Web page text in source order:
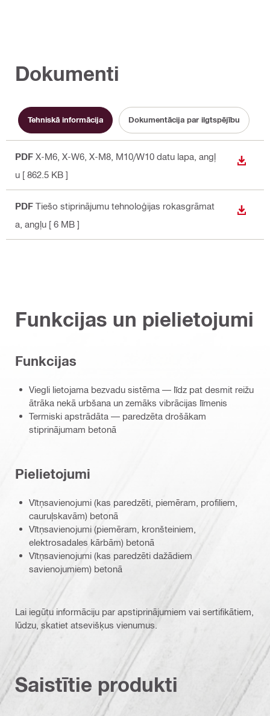
Dokumenti
Tehniskā informācija Dokumentācija par ilgtspējību
PDF X-M6, X-W6, X-M8, M10/W10 datu lapa , angļ
u [ 862.5 KB ]
PDF Tiešo stiprinājumu tehnoloģijas rokasgrāmat
a , angļu [ 6 MB ]
Funkcijas un pielietojumi
Funkcijas
Viegli lietojama bezvadu sistēma — līdz pat desmit reižu
ātrāka nekā urbšana un zemāks vibrācijas līmenis
Termiski apstrādāta — paredzēta drošākam
stiprinājumam betonā
Pielietojumi
Vītņsavienojumi (kas paredzēti, piemēram, profiliem,
cauruļskavām) betonā
Vītņsavienojumi (piemēram, kronšteiniem,
elektrosadales kārbām) betonā
Vītņsavienojumi (kas paredzēti dažādiem
savienojumiem) betonā
Lai iegūtu informāciju par apstiprinājumiem vai sertifikātiem,
lūdzu, skatiet atsevišķus vienumus.
Saistītie produkti